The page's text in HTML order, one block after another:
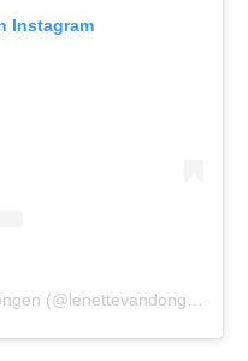
Instagram
A post shared by Lenette van Dongen (@lenettevandongen)